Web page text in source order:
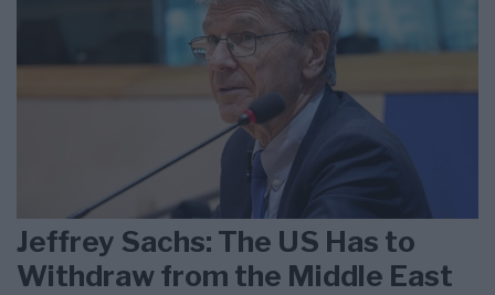
Jeffrey Sachs: The US Has to
Withdraw from the Middle East